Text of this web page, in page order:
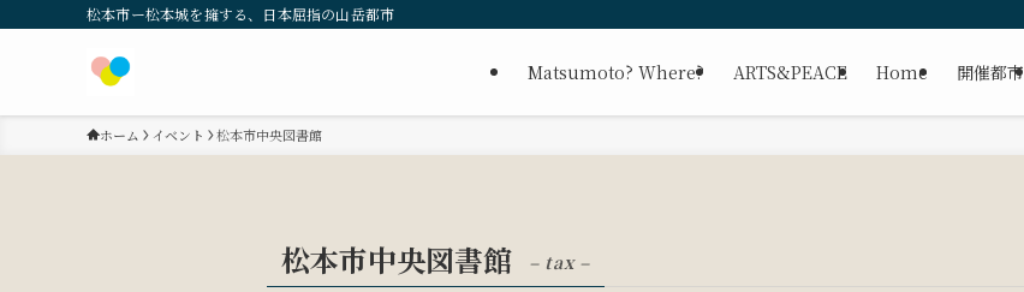
松本市ー松本城を擁する、日本屈指の山岳都市
Matsumoto? Where? ARTS&PEACE Home 開催都市
ホーム イベント 松本市中央図書館
松本市中央図書館 – tax –